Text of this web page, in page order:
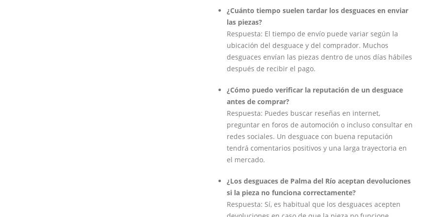
¿Cuánto tiempo suelen tardar los desguaces en enviar
las piezas?
Respuesta: El tiempo de envío puede variar según la
ubicación del desguace y del comprador. Muchos
desguaces envían las piezas dentro de unos días hábiles
después de recibir el pago.
¿Cómo puedo verificar la reputación de un desguace
antes de comprar?
Respuesta: Puedes buscar reseñas en internet,
preguntar en foros de automoción o incluso consultar en
redes sociales. Un desguace con buena reputación
tendrá comentarios positivos y una larga trayectoria en
el mercado.
¿Los desguaces de Palma del Río aceptan devoluciones
si la pieza no funciona correctamente?
Respuesta: Sí, es habitual que los desguaces acepten